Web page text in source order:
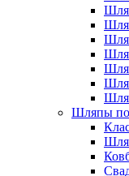
Шляпы